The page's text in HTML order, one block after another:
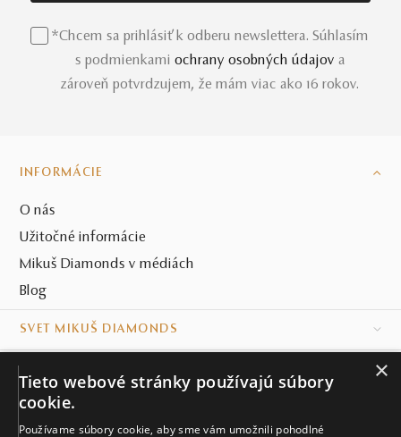
*Chcem sa prihlásiť k odberu newslettera. Súhlasím
s podmienkami ochrany osobných údajov a
zároveň potvrdzujem, že mám viac ako 16 rokov.
INFORMÁCIE
O nás
Užitočné informácie
Mikuš Diamonds v médiách
Blog
SVET MIKUŠ DIAMONDS
KONTAKT
×
Tieto webové stránky používajú súbory
cookie.
Používame súbory cookie, aby sme vám umožnili pohodlné